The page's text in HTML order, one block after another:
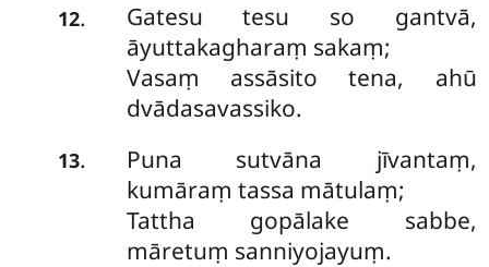
12. Gatesutesu so gantvā,
āyuttakagharaṃ sakaṃ;
Vasaṃ assāsito tena, ahū
dvādasavassiko.
13.
Puna sutvāna jīvantaṃ,
kumāraṃ tassa mātulaṃ;
Tattha gopālake sabbe,
māretuṃ sanniyojayuṃ.